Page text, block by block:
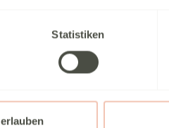
Statistiken
Sie sparen 19.678 €